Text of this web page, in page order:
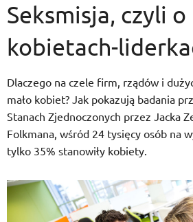
Seksmisja, czyli o
kobietach-
Dlaczego na czele firm, rządów i
mało kobiet? Jak pokazują badania
Stanach Zjednoczonych przez Jacka
Folkmana, wśród 24 tysięcy osób na
tylko 35% stanowiły kobiety.